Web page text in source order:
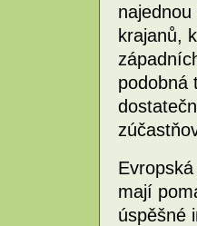
krajanů,
podobná
mají
úspěšné